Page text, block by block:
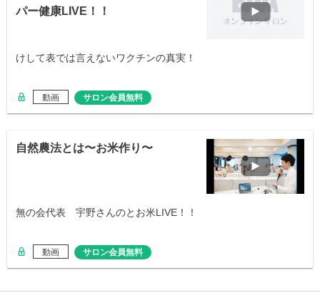
パー健康LIVE！！
けして表では言えないワクチンの真実！
動画 サロン会員無料
自然農法とは〜お米作り〜
無の会代表 宇野さんのとお米LIVE！！
動画 サロン会員無料